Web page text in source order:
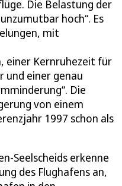
Die Belastung der
hoch“. Es
mit
einer Kernruhezeit für
und einer genau
Die
von einem
1997 schon als
Seelscheids erkenne
des Flughafens an,